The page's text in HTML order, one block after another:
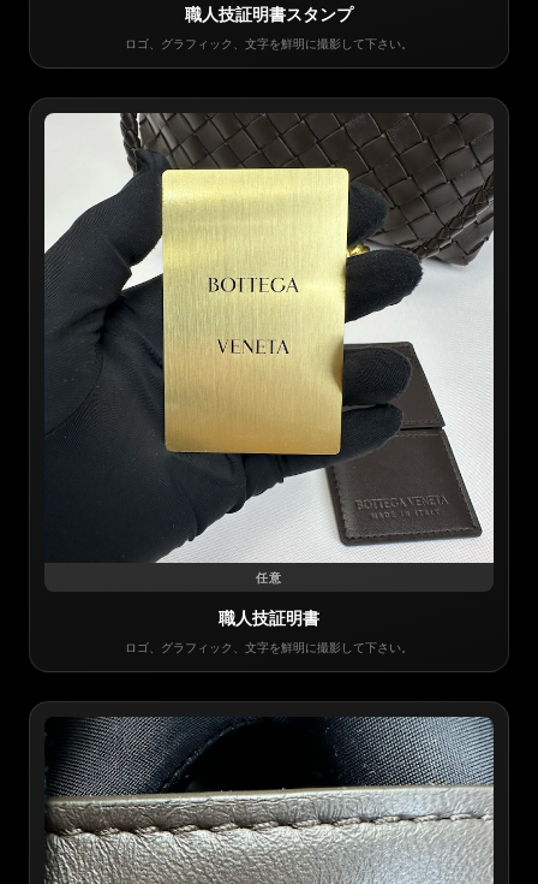
職人技証明書スタンプ
ロゴ、グラフィック、文字を鮮明に撮影して下さい。
任意
職人技証明書
ロゴ、グラフィック、文字を鮮明に撮影して下さい。